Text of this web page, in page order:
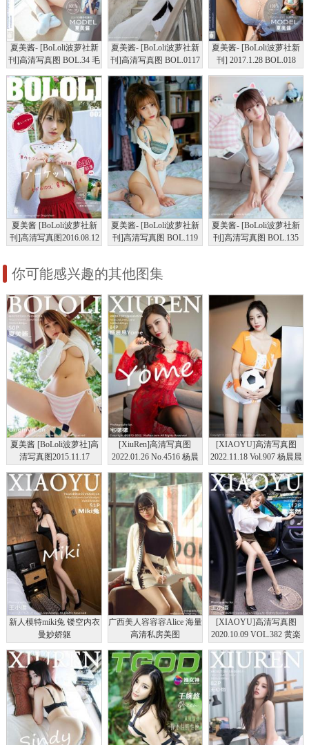
夏美酱- [BoLoli波萝社新
刊]高清写真图 BOL.34 毛
夏美酱- [BoLoli波萝社新
刊]高清写真图 BOL.0117
夏美酱- [BoLoli波萝社新
刊] 2017.1.28 BOL.018
夏美酱 [BoLoli波萝社新
刊]高清写真图2016.08.12
夏美酱- [BoLoli波萝社新
刊]高清写真图 BOL.119
夏美酱- [BoLoli波萝社新
刊]高清写真图 BOL.135
你可能感兴趣的其他图集
夏美酱 [BoLoli波萝社]高
清写真图2015.11.17
[XiuRen]高清写真图
2022.01.26 No.4516 杨晨
[XIAOYU]高清写真图
2022.11.18 Vol.907 杨晨晨
色的运动服饰
新人模特miki兔 镂空内衣
曼妙娇躯
广西美人容容容Alice 海量
高清私房美图
[XIAOYU]高清写真图
2020.10.09 VOL.382 黄楽